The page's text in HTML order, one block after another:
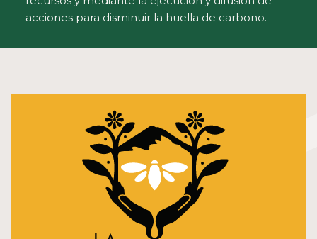
acciones para disminuir la huella de carbono.